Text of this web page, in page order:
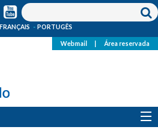
FRANÇAIS PORTUGÊS
Webmail Área reservada